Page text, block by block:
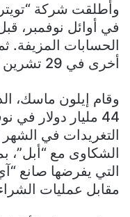
وأطلقت شركة
في أوائل نوفمبر،
الحسابات المزيفة.
أخرى في 29 تشرين الثاني، ولكن تم تأجيله.
وقام إيلون ماسك،
44 مليار دولار
التغريدات في الشهر
التي يفرضها صانع
مقابل عمليات